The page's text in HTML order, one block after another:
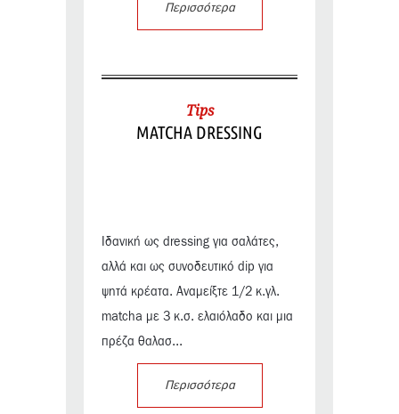
Περισσότερα
Tips
MATCHA DRESSING
Ιδανική ως dressing για σαλάτες,
αλλά και ως συνοδευτικό dip για
ψητά κρέατα. Αναμείξτε 1/2 κ.γλ.
matcha με 3 κ.σ. ελαιόλαδο και μια
πρέζα θαλασ...
Περισσότερα